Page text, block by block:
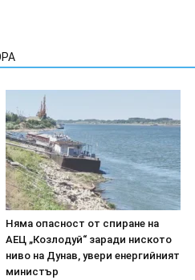
Няма опасност от спиране на
АЕЦ „Козлодуй“ заради ниското
ниво на Дунав, увери енергийният
министър